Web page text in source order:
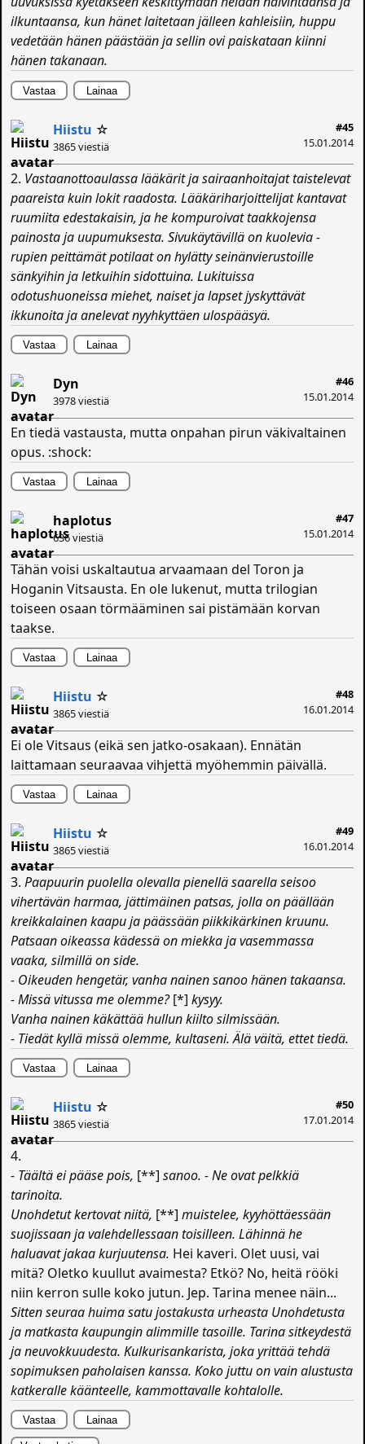
ilkuntaansa, kun hänet laitetaan jälleen kahleisiin, huppu
vedetään hänen päästään ja sellin ovi paiskataan kiinni
hänen takanaan.
Vastaa Lainaa
#45
15.01.2014
Hiistu ☆
3865 viestiä
2. Vastaanottoaulassa lääkärit ja sairaanhoitajat taistelevat
paareista kuin lokit raadosta. Lääkäriharjoittelijat kantavat
ruumiita edestakaisin, ja he kompuroivat taakkojensa
painosta ja uupumuksesta. Sivukäytävillä on kuolevia -
rupien peittämät potilaat on hylätty seinänvierustoille
sänkyihin ja letkuihin sidottuina. Lukituissa
odotushuoneissa miehet, naiset ja lapset jyskyttävät
ikkunoita ja anelevat nyyhkyttäen ulospääsyä.
Vastaa Lainaa
#46
15.01.2014
Dyn
3978 viestiä
En tiedä vastausta, mutta onpahan pirun väkivaltainen
opus. :shock:
Vastaa Lainaa
#47
15.01.2014
haplotus
636 viestiä
Tähän voisi uskaltautua arvaamaan del Toron ja
Hoganin Vitsausta. En ole lukenut, mutta trilogian
toiseen osaan törmääminen sai pistämään korvan
taakse.
Vastaa Lainaa
#48
16.01.2014
Hiistu ☆
3865 viestiä
Ei ole Vitsaus (eikä sen jatko-osakaan). Ennätän
laittamaan seuraavaa vihjettä myöhemmin päivällä.
Vastaa Lainaa
#49
16.01.2014
Hiistu ☆
3865 viestiä
3.Paapuurin puolella olevalla pienellä saarella seisoo
vihertävän harmaa, jättimäinen patsas, jolla on päällään
kreikkalainen kaapu ja päässään piikkikärkinen kruunu.
Patsaan oikeassa kädessä on miekka ja vasemmassa
vaaka, silmillä on side.
- Oikeuden hengetär, vanha nainen sanoo hänen takaansa.
- Missä vitussa me olemme?[*] kysyy.
Vanha nainen käkättää hullun kiilto silmissään.
- Tiedät kyllä missä olemme, kultaseni. Älä väitä, ettet tiedä.
Vastaa Lainaa
#50
17.01.2014
Hiistu ☆
3865 viestiä
4.
- Täältä ei pääse pois, [**] sanoo. - Ne ovat pelkkiä
tarinoita.
Unohdetut kertovat niitä, [**] muistelee, kyyhöttäessään
suojissaan ja valehdellessaan toisilleen. Lähinnä he
haluavat jakaa kurjuutensa. Hei kaveri. Olet uusi, vai
mitä? Oletko kuullut avaimesta? Etkö? No, heitä rööki
niin kerron sulle koko jutun. Jep. Tarina menee näin...
Sitten seuraa huima satu jostakusta urheasta Unohdetusta
ja matkasta kaupungin alimmille tasoille. Tarina sitkeydestä
ja neuvokkuudesta. Kulkurisankarista, joka yrittää tehdä
sopimuksen paholaisen kanssa. Koko juttu on vain alustusta
katkeralle käänteelle, kammottavalle kohtalolle.
Vastaa Lainaa